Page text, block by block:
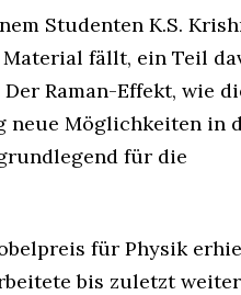
Studenten K.S.
fällt, ein Teil
Raman-Effekt, wie
neue Möglichkeiten in
für die
für Physik
bis zuletzt